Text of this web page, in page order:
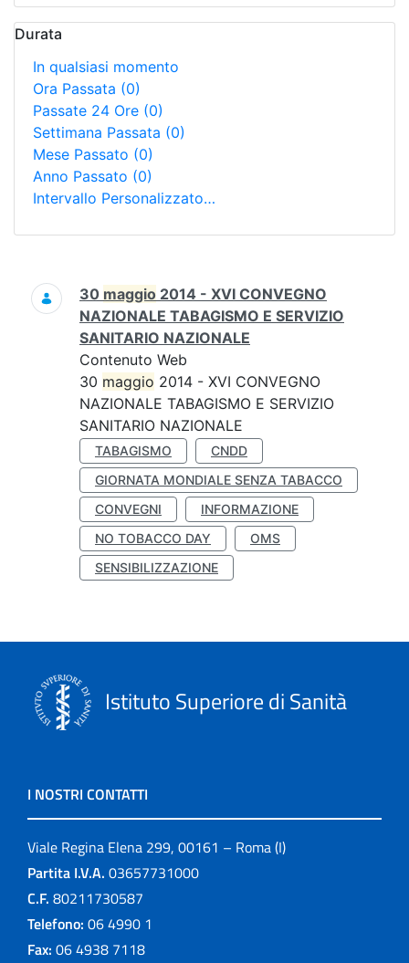
Durata
In qualsiasi momento
Ora Passata (0)
Passate 24 Ore (0)
Settimana Passata (0)
Mese Passato (0)
Anno Passato (0)
Intervallo Personalizzato…
Ricerca
30 maggio 2014 - XVI CONVEGNO
NAZIONALE TABAGISMO E SERVIZIO
SANITARIO NAZIONALE
Contenuto Web
30 maggio 2014 - XVI CONVEGNO
NAZIONALE TABAGISMO E SERVIZIO
SANITARIO NAZIONALE
TABAGISMO
CNDD
GIORNATA MONDIALE SENZA TABACCO
CONVEGNI
INFORMAZIONE
NO TOBACCO DAY
OMS
SENSIBILIZZAZIONE
Istituto Superiore di Sanità
I NOSTRI CONTATTI
Viale Regina Elena 299, 00161 – Roma (I)
Partita I.V.A. 03657731000
C.F. 80211730587
Telefono: 06 4990 1
Fax: 06 4938 7118